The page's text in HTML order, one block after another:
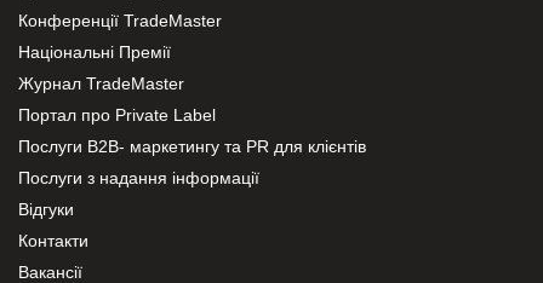
Конференції TradeMaster
Національні Премії
Журнал TradeMaster
Портал про Private Label
Послуги В2В- маркетингу та PR для клієнтів
Послуги з надання інформації
Відгуки
Контакти
Вакансії